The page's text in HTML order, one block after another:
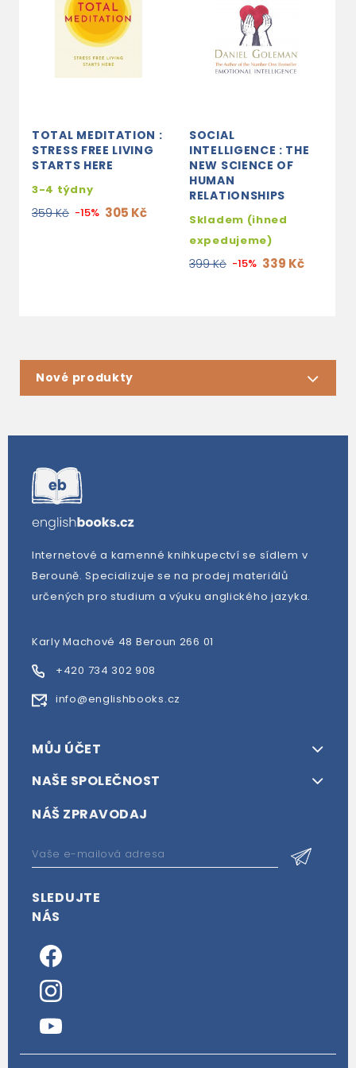
TOTAL MEDITATION :
STRESS FREE LIVING
STARTS HERE
3-4 týdny
359 Kč -15% 305 Kč
SOCIAL
INTELLIGENCE : THE
NEW SCIENCE OF
HUMAN
RELATIONSHIPS
Skladem (ihned
expedujeme)
399 Kč -15% 339 Kč
Nové produkty
Internetové a kamenné knihkupectví se sídlem v
Berouně. Specializuje se na prodej materiálů
určených pro studium a výuku anglického jazyka.
Karly Machové 48 Beroun 266 01
+420 734 302 908
info@englishbooks.cz
MŮJ ÚČET
NAŠE SPOLEČNOST
NÁŠ ZPRAVODAJ
SLEDUJTE
NÁS